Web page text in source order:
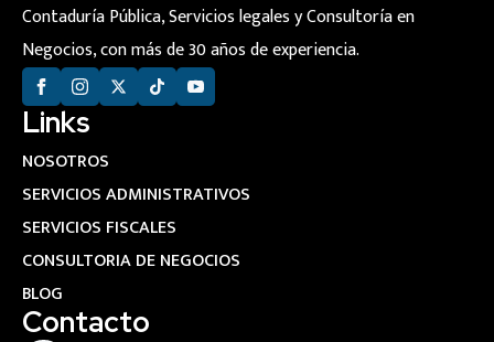
Contaduría Pública, Servicios legales y Consultoría en
Negocios, con más de 30 años de experiencia.
Links
NOSOTROS
SERVICIOS ADMINISTRATIVOS
SERVICIOS FISCALES
CONSULTORIA DE NEGOCIOS
BLOG
Contacto